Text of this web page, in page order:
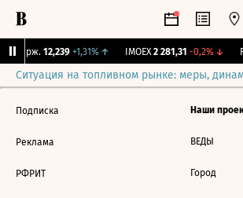
Бирж. 12,239 +1,31%↑ IMOEX 2 281,31 -0,2%↓
Ситуация на топливном рынке: меры,
Подписка
Реклама
РФРИТ
Наши
ВЕДЫ
Город